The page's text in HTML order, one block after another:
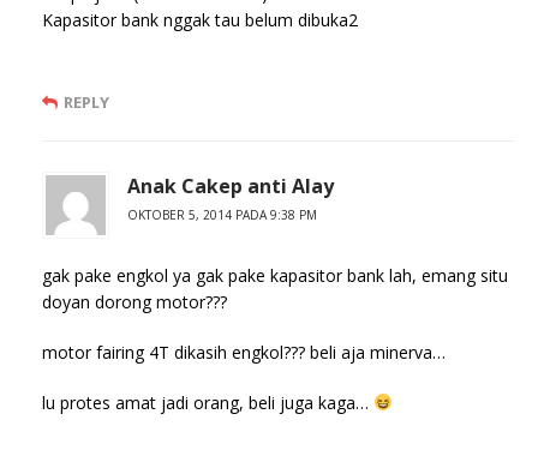
Kapasitor bank nggak tau belum dibuka2
REPLY
Anak Cakep anti Alay
OKTOBER 5, 2014 PADA 9:38 PM
gak pake engkol ya gak pake kapasitor bank lah, emang situ
doyan dorong motor???
motor fairing 4T dikasih engkol??? beli aja minerva…
lu protes amat jadi orang, beli juga kaga…